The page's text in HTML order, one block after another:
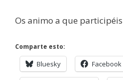
Os animo a que
Comparte esto:
Bluesky Facebook